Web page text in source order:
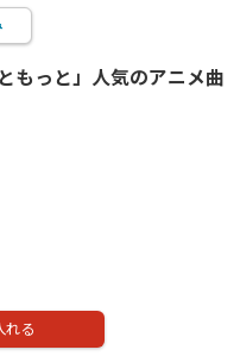
もっと」人気のアニメ曲
れる